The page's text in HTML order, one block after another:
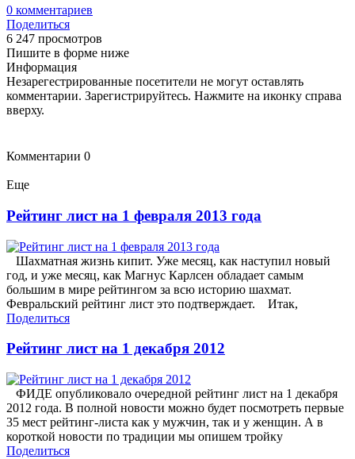
0 комментариев
Поделиться
6 247 просмотров
Пишите в форме ниже
Информация
Незарегестрированные посетители не могут оставлять
комментарии. Зарегистрируйтесь. Нажмите на иконку справа
вверху.
Комментарии 0
Еще
Рейтинг лист на 1 февраля 2013 года
Шахматная жизнь кипит. Уже месяц, как наступил новый
год, и уже месяц, как Магнус Карлсен обладает самым
большим в мире рейтингом за всю историю шахмат.
Февральский рейтинг лист это подтверждает. Итак,
Поделиться
Рейтинг лист на 1 декабря 2012
ФИДЕ опубликовало очередной рейтинг лист на 1 декабря
2012 года. В полной новости можно будет посмотреть первые
35 мест рейтинг-листа как у мужчин, так и у женщин. А в
короткой новости по традиции мы опишем тройку
Поделиться